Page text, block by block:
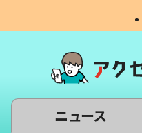
ニュース